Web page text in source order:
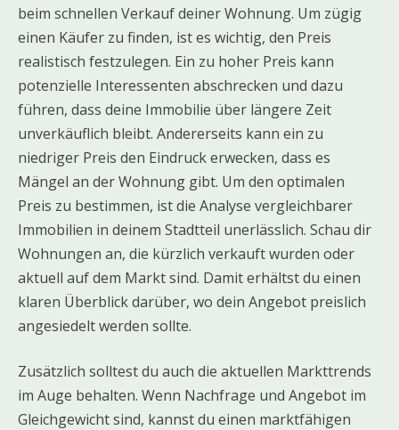
beim schnellen Verkauf deiner Wohnung. Um zügig
einen Käufer zu finden, ist es wichtig, den Preis
realistisch festzulegen. Ein zu hoher Preis kann
potenzielle Interessenten abschrecken und dazu
führen, dass deine Immobilie über längere Zeit
unverkäuflich bleibt. Andererseits kann ein zu
niedriger Preis den Eindruck erwecken, dass es
Mängel an der Wohnung gibt. Um den optimalen
Preis zu bestimmen, ist die Analyse vergleichbarer
Immobilien in deinem Stadtteil unerlässlich. Schau dir
Wohnungen an, die kürzlich verkauft wurden oder
aktuell auf dem Markt sind. Damit erhältst du einen
klaren Überblick darüber, wo dein Angebot preislich
angesiedelt werden sollte.
Zusätzlich solltest du auch die aktuellen Markttrends
im Auge behalten. Wenn Nachfrage und Angebot im
Gleichgewicht sind, kannst du einen marktfähigen